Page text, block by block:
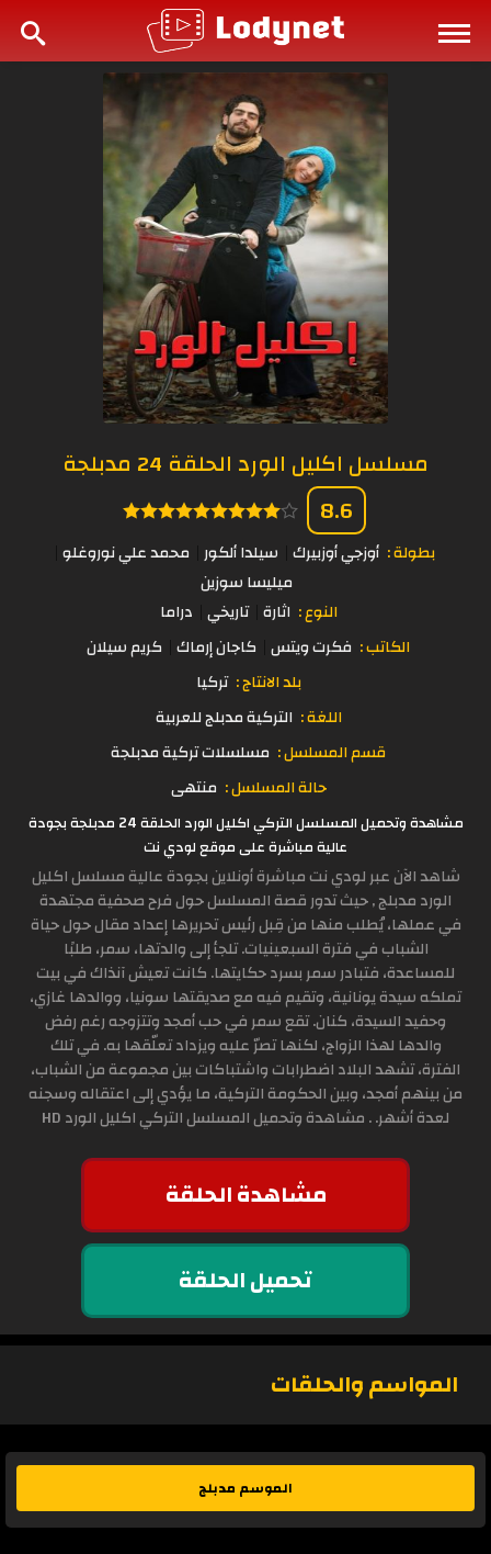
مسلسل اكليل الورد الحلقة 24 مدبلجة
8.6
بطولة : أوزجي أوزبيرك سيلدا ألكور محمد علي نوروغلو
ميليسا سوزين
النوع : اثارة تاريخي دراما
الكاتب : فكرت ويتس كاجان إرماك كريم سيلان
بلد الانتاج : تركيا
اللغة : التركية مدبلج للعربية
قسم المسلسل : مسلسلات تركية مدبلجة
حالة المسلسل : منتهى
مشاهدة وتحميل المسلسل التركي اكليل الورد الحلقة 24 مدبلجة بجودة
عالية مباشرة على موقع لودي نت
شاهد الآن عبر لودي نت مباشرة أونلاين بجودة عالية مسلسل اكليل
الورد مدبلج , حيث تدور قصة المسلسل حول فرح صحفية مجتهدة
في عملها، يُطلب منها من قِبل رئيس تحريرها إعداد مقال حول حياة
الشباب في فترة السبعينيات. تلجأ إلى والدتها، سمر، طلبًا
للمساعدة، فتبادر سمر بسرد حكايتها. كانت تعيش آنذاك في بيت
تملكه سيدة يونانية، وتقيم فيه مع صديقتها سونيا، ووالدها غازي،
وحفيد السيدة، كنان. تقع سمر في حب أمجد وتتزوجه رغم رفض
والدها لهذا الزواج، لكنها تصرّ عليه ويزداد تعلّقها به. في تلك
الفترة، تشهد البلاد اضطرابات واشتباكات بين مجموعة من الشباب،
من بينهم أمجد، وبين الحكومة التركية، ما يؤدي إلى اعتقاله وسجنه
لعدة أشهر. . مشاهدة وتحميل المسلسل التركي اكليل الورد HD
مشاهدة الحلقة
تحميل الحلقة
المواسم والحلقات
الموسم مدبلج